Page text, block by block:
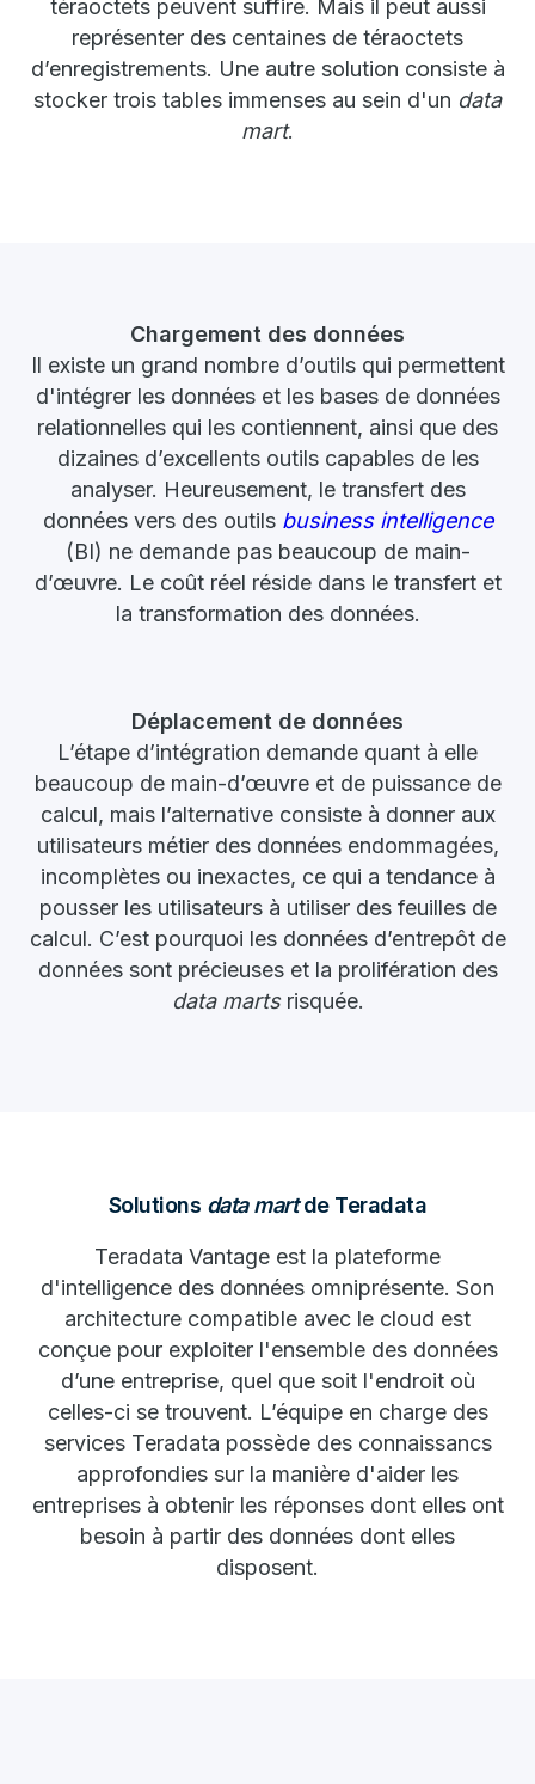
téraoctets peuvent suffire. Mais il peut aussi
représenter des centaines de téraoctets
d’enregistrements. Une autre solution consiste à
stocker trois tables immenses au sein d'un data
mart.
Chargement des données
Il existe un grand nombre d’outils qui permettent
d'intégrer les données et les bases de données
relationnelles qui les contiennent, ainsi que des
dizaines d’excellents outils capables de les
analyser. Heureusement, le transfert des
données vers des outils business intelligence
(BI) ne demande pas beaucoup de main-
d’œuvre. Le coût réel réside dans le transfert et
la transformation des données.
Déplacement de données
L’étape d’intégration demande quant à elle
beaucoup de main-d’œuvre et de puissance de
calcul, mais l’alternative consiste à donner aux
utilisateurs métier des données endommagées,
incomplètes ou inexactes, ce qui a tendance à
pousser les utilisateurs à utiliser des feuilles de
calcul. C’est pourquoi les données d’entrepôt de
données sont précieuses et la prolifération des
data martsrisquée.
Solutions data martde Teradata
Teradata Vantage est la plateforme
d'intelligence des données omniprésente. Son
architecture compatible avec le cloud est
conçue pour exploiter l'ensemble des données
d’une entreprise, quel que soit l'endroit où
celles-ci se trouvent. L’équipe en charge des
services Teradata possède des connaissancs
approfondies sur la manière d'aider les
entreprises à obtenir les réponses dont elles ont
besoin à partir des données dont elles
disposent.